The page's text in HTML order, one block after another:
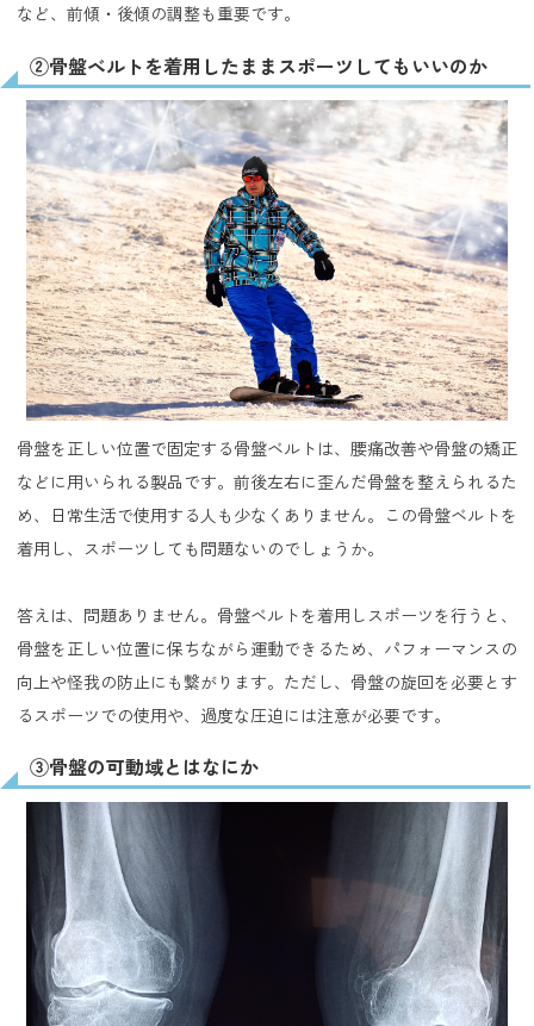
など、前傾・後傾の調整も重要です。
②骨盤ベルトを着用したままスポーツしてもいいのか
骨盤を正しい位置で固定する骨盤ベルトは、腰痛改善や骨盤の矯正
などに用いられる製品です。前後左右に歪んだ骨盤を整えられるた
め、日常生活で使用する人も少なくありません。この骨盤ベルトを
着用し、スポーツしても問題ないのでしょうか。
答えは、問題ありません。骨盤ベルトを着用しスポーツを行うと、
骨盤を正しい位置に保ちながら運動できるため、パフォーマンスの
向上や怪我の防止にも繋がります。ただし、骨盤の旋回を必要とす
るスポーツでの使用や、過度な圧迫には注意が必要です。
③骨盤の可動域とはなにか